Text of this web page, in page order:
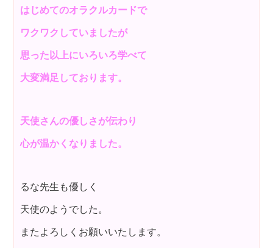
はじめてのオラクルカードで
ワクワクしていましたが
思った以上にいろいろ学べて
大変満足しております。
天使さんの優しさが伝わり
心が温かくなりました。
るな先生も優しく
天使のようでした。
またよろしくお願いいたします。